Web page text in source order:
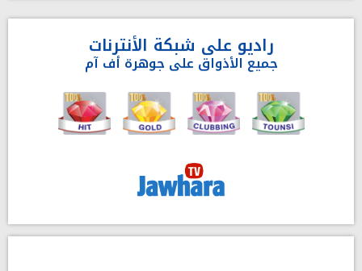
راديو على شبكة الأنترنات
جميع الأذواق على جوهرة أف آم